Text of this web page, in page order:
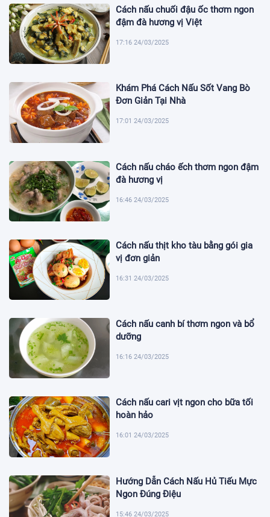
Cách nấu chuối đậu ốc thơm ngon
đậm đà hương vị Việt
17:16 24/03/2025
Khám Phá Cách Nấu Sốt Vang Bò
Đơn Giản Tại Nhà
17:01 24/03/2025
Cách nấu cháo ếch thơm ngon đậm
đà hương vị
16:46 24/03/2025
Cách nấu thịt kho tàu bằng gói gia
vị đơn giản
16:31 24/03/2025
Cách nấu canh bí thơm ngon và bổ
dưỡng
16:16 24/03/2025
Cách nấu cari vịt ngon cho bữa tối
hoàn hảo
16:01 24/03/2025
Hướng Dẫn Cách Nấu Hủ Tiếu Mực
Ngon Đúng Điệu
15:46 24/03/2025